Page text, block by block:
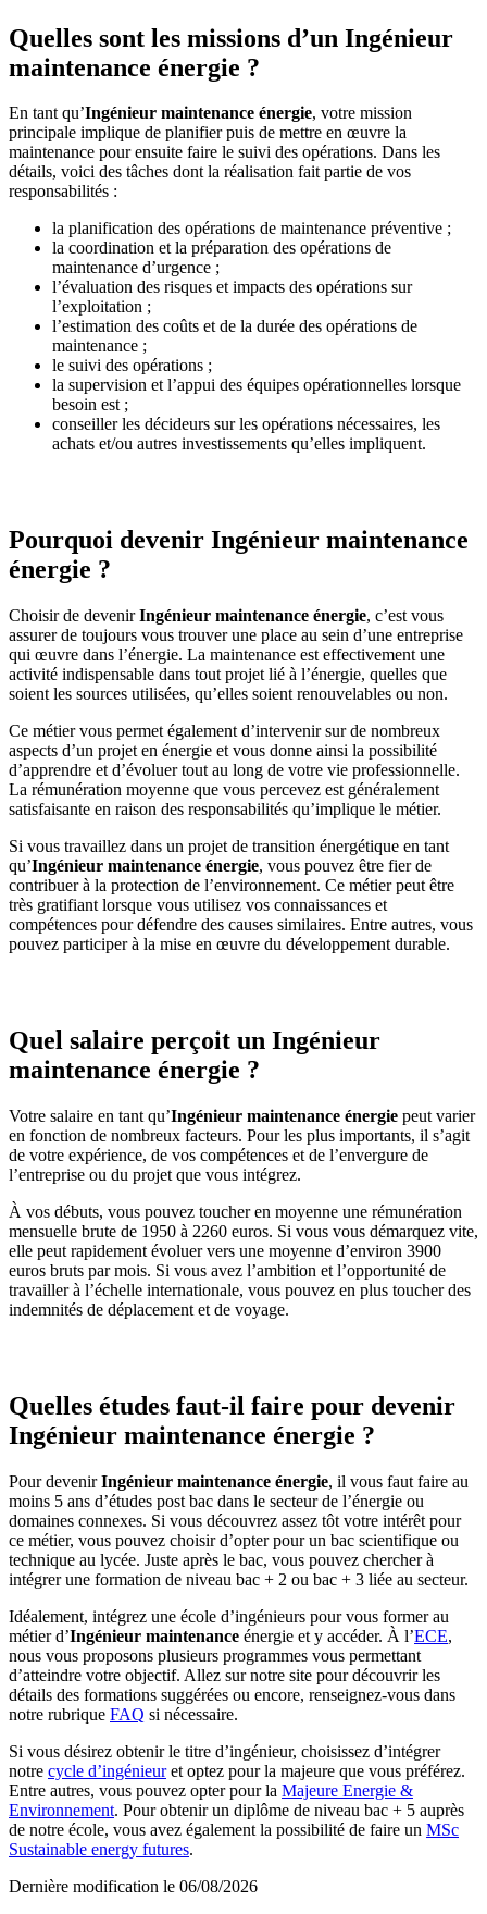
Quelles sont les missions d’un Ingénieur
maintenance énergie ?
En tant qu’Ingénieur maintenance énergie, votre mission
principale implique de planifier puis de mettre en œuvre la
maintenance pour ensuite faire le suivi des opérations. Dans les
détails, voici des tâches dont la réalisation fait partie de vos
responsabilités :
la planification des opérations de maintenance préventive ;
la coordination et la préparation des opérations de
maintenance d’urgence ;
l’évaluation des risques et impacts des opérations sur
l’exploitation ;
l’estimation des coûts et de la durée des opérations de
maintenance ;
le suivi des opérations ;
la supervision et l’appui des équipes opérationnelles lorsque
besoin est ;
conseiller les décideurs sur les opérations nécessaires, les
achats et/ou autres investissements qu’elles impliquent.
Pourquoi devenir Ingénieur maintenance
énergie ?
Choisir de devenirIngénieur maintenance énergie, c’est vous
assurer de toujours vous trouver une place au sein d’une entreprise
qui œuvre dans l’énergie. La maintenance est effectivement une
activité indispensable dans tout projet lié à l’énergie, quelles que
soient les sources utilisées, qu’elles soient renouvelables ou non.
Ce métier vous permet également d’intervenir sur de nombreux
aspects d’un projet en énergie et vous donne ainsi la possibilité
d’apprendre et d’évoluer tout au long de votre vie professionnelle.
La rémunération moyenne que vous percevez est généralement
satisfaisante en raison des responsabilités qu’implique le métier.
Si vous travaillez dans un projet de transition énergétique en tant
qu’Ingénieur maintenance énergie, vous pouvez être fier de
contribuer à la protection de l’environnement. Ce métier peut être
très gratifiant lorsque vous utilisez vos connaissances et
compétences pour défendre des causes similaires. Entre autres, vous
pouvez participer à la mise en œuvre du développement durable.
Quel salaire perçoit un Ingénieur
maintenance énergie ?
Votre salaire en tant qu’Ingénieur maintenance énergie peut varier
en fonction de nombreux facteurs. Pour les plus importants, il s’agit
de votre expérience, de vos compétences et de l’envergure de
l’entreprise ou du projet que vous intégrez.
À vos débuts, vous pouvez toucher en moyenne une rémunération
mensuelle brute de 1950 à 2260 euros. Si vous vous démarquez vite,
elle peut rapidement évoluer vers une moyenne d’environ 3900
euros bruts par mois. Si vous avez l’ambition et l’opportunité de
travailler à l’échelle internationale, vous pouvez en plus toucher des
indemnités de déplacement et de voyage.
Quelles études faut-il faire pour devenir
Ingénieur maintenance énergie ?
Pour devenirIngénieur maintenance énergie, il vous faut faire au
moins 5 ans d’études post bac dans le secteur de l’énergie ou
domaines connexes. Si vous découvrez assez tôt votre intérêt pour
ce métier, vous pouvez choisir d’opter pour un bac scientifique ou
technique au lycée. Juste après le bac, vous pouvez chercher à
intégrer une formation de niveau bac + 2 ou bac + 3 liée au secteur.
Idéalement, intégrez une école d’ingénieurs pour vous former au
métier d’Ingénieur maintenance énergie et y accéder. À l’ECE,
nous vous proposons plusieurs programmes vous permettant
d’atteindre votre objectif. Allez sur notre site pour découvrir les
détails des formations suggérées ou encore, renseignez-vous dans
notre rubrique FAQ si nécessaire.
Si vous désirez obtenir le titre d’ingénieur, choisissez d’intégrer
notre cycle d’ingénieuret optez pour la majeure que vous préférez.
Entre autres, vous pouvez opter pour la Majeure Energie &
Environnement. Pour obtenir un diplôme de niveau bac + 5 auprès
de notre école, vous avez également la possibilité de faire un MSc
Sustainable energy futures.
Dernière modification le 06/08/2026